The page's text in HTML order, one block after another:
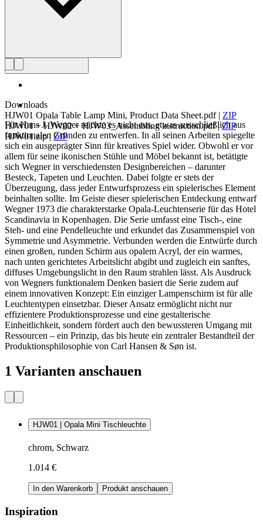
Downloads
HJW01 Opala Table Lamp Mini, Product Data Sheet.pdf| ZIP
HJW01 + HJW02 + HJW03_Assembling instruction.pdf|ZIP
HJW01.zip| ZIP
Für Hans J. Wegner reichte es nicht aus, etwas ausschließlich aus
funktionalen Gründen zu entwerfen. In all seinen Arbeiten spiegelte
sich ein ausgeprägter Sinn für kreatives Spiel wider. Obwohl er vor
allem für seine ikonischen Stühle und Möbel bekannt ist, betätigte
sich Wegner in verschiedensten Designbereichen – darunter
Besteck, Tapeten und Leuchten. Dabei folgte er stets der
Überzeugung, dass jeder Entwurfsprozess ein spielerisches Element
beinhalten sollte. Im Geiste dieser spielerischen Entdeckung entwarf
Wegner 1973 die charakterstarke Opala-Leuchtenserie für das Hotel
Scandinavia in Kopenhagen. Die Serie umfasst eine Tisch-, eine
Steh- und eine Pendelleuchte und erkundet das Zusammenspiel von
Symmetrie und Asymmetrie. Verbunden werden die Entwürfe durch
einen großen, runden Schirm aus opalem Acryl, der ein warmes,
nach unten gerichtetes Arbeitslicht abgibt und zugleich ein sanftes,
diffuses Umgebungslicht in den Raum strahlen lässt. Als Ausdruck
von Wegners funktionalem Denken basiert die Serie zudem auf
einem innovativen Konzept: Ein einziger Lampenschirm ist für alle
Leuchtentypen einsetzbar. Dieser Ansatz ermöglicht nicht nur
effizientere Produktionsprozesse und eine gestalterische
Einheitlichkeit, sondern fördert auch den bewussteren Umgang mit
Ressourcen – ein Prinzip, das bis heute ein zentraler Bestandteil der
Produktionsphilosophie von Carl Hansen & Søn ist.
1 Varianten anschauen
HJW01 | Opala Mini Tischleuchte
chrom, Schwarz
1.014 €
In den Warenkorb Produkt anschauen
Inspiration